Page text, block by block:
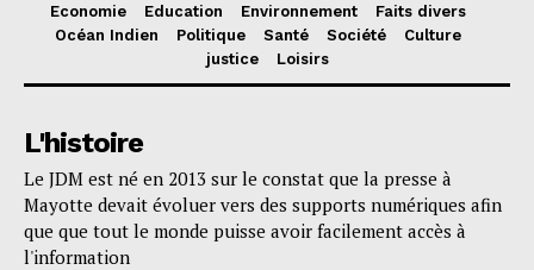
Economie Education Environnement
Faits divers
Océan Indien
Politique Santé Société
Culture
justice
Loisirs
L'histoire
Le JDM est né en 2013 sur le constat que la presse à
Mayotte devait évoluer vers des supports numériques afin
que que tout le monde puisse avoir facilement accès à
l'information